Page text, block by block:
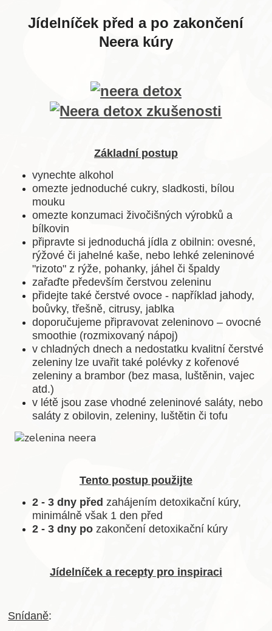
Jídelníček před a po zakončení
Neera kúry
Základní postup
vynechte alkohol
omezte jednoduché cukry, sladkosti, bílou
mouku
omezte konzumaci živočišných výrobků a
bílkovin
připravte si jednoduchá jídla z obilnin: ovesné,
rýžové či jahelné kaše, nebo lehké zeleninové
"rizoto" z rýže, pohanky, jáhel či špaldy
zařaďte především čerstvou zeleninu
přidejte také čerstvé ovoce - například jahody,
boůvky, třešně, citrusy, jablka
doporučujeme připravovat zeleninovo – ovocné
smoothie (rozmixovaný nápoj)
v chladných dnech a nedostatku kvalitní čerstvé
zeleniny lze uvařit také polévky z kořenové
zeleniny a brambor (bez masa, luštěnin, vajec
atd.)
v létě jsou zase vhodné zeleninové saláty, nebo
saláty z obilovin, zeleniny, luštětin či tofu
Tento postup použijte
2 - 3 dny před zahájením detoxikační kúry,
minimálně však 1 den před
2 - 3 dny po zakončení detoxikační kúry
Jídelníček a recepty pro inspiraci
Snídaně: